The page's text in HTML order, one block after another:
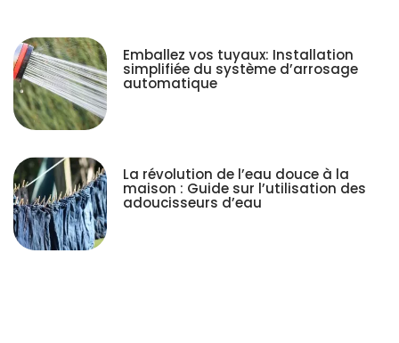
Emballez vos tuyaux: Installation
simplifiée du système d’arrosage
automatique
La révolution de l’eau douce à la
maison : Guide sur l’utilisation des
adoucisseurs d’eau